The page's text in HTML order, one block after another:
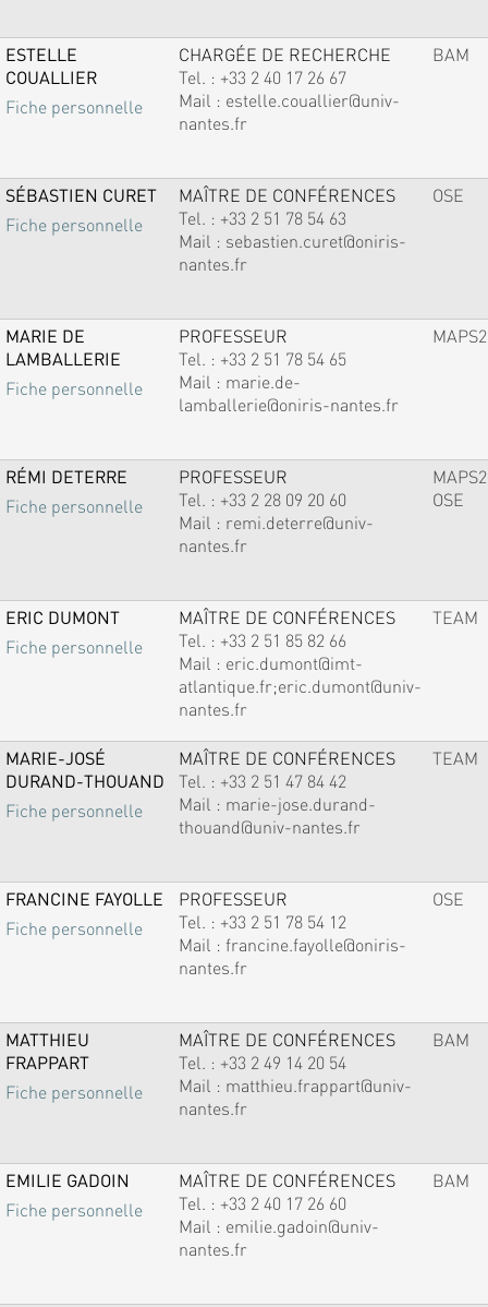
ESTELLE
COUALLIER
Fiche personnelle
CHARGÉE DE RECHERCHE
Tel. : +33 2 40 17 26 67
Mail : estelle.couallier@univ-
nantes.fr
BAM
SÉBASTIEN CURET
Fiche personnelle
MAÎTRE DE CONFÉRENCES
Tel. : +33 2 51 78 54 63
Mail : sebastien.curet@oniris-
nantes.fr
OSE
MARIE DE
LAMBALLERIE
Fiche personnelle
PROFESSEUR
Tel. : +33 2 51 78 54 65
Mail : marie.de-
lamballerie@oniris-nantes.fr
MAPS2
RÉMI DETERRE
Fiche personnelle
PROFESSEUR
Tel. : +33 2 28 09 20 60
Mail : remi.deterre@univ-
nantes.fr
MAPS2
OSE
ERIC DUMONT
Fiche personnelle
MAÎTRE DE CONFÉRENCES
Tel. : +33 2 51 85 82 66
Mail : eric.dumont@imt-
atlantique.fr;eric.dumont@univ-
nantes.fr
TEAM
MARIE-JOSÉ
DURAND-THOUAND
Fiche personnelle
MAÎTRE DE CONFÉRENCES
Tel. : +33 2 51 47 84 42
Mail : marie-jose.durand-
thouand@univ-nantes.fr
TEAM
FRANCINE FAYOLLE
Fiche personnelle
PROFESSEUR
Tel. : +33 2 51 78 54 12
Mail : francine.fayolle@oniris-
nantes.fr
OSE
MATTHIEU
FRAPPART
Fiche personnelle
MAÎTRE DE CONFÉRENCES
Tel. : +33 2 49 14 20 54
Mail : matthieu.frappart@univ-
nantes.fr
BAM
EMILIE GADOIN
Fiche personnelle
MAÎTRE DE CONFÉRENCES
Tel. : +33 2 40 17 26 60
Mail : emilie.gadoin@univ-
nantes.fr
BAM